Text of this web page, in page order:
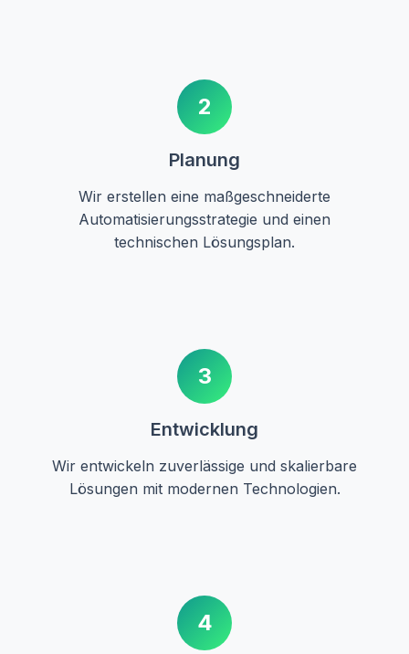
2
Planung
Wir erstellen eine maßgeschneiderte
Automatisierungsstrategie und einen
technischen Lösungsplan.
3
Entwicklung
Wir entwickeln zuverlässige und skalierbare
Lösungen mit modernen Technologien.
4